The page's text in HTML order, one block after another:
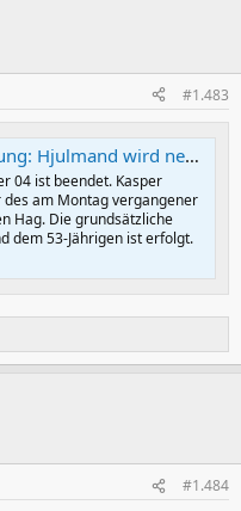
#1.483
wird neuer Bayer-Trainer
04 ist beendet. Kasper
am Montag vergangener
Hag. Die grundsätzliche
dem 53-Jährigen ist erfolgt.
#1.484